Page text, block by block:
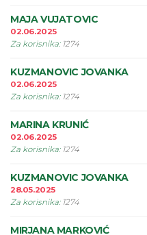
MAJA VUJATOVIC
02.06.2025
Za korisnika: 1274
KUZMANOVIC JOVANKA
02.06.2025
Za korisnika: 1274
MARINA KRUNIĆ
02.06.2025
Za korisnika: 1274
KUZMANOVIC JOVANKA
28.05.2025
Za korisnika: 1274
MIRJANA MARKOVIĆ